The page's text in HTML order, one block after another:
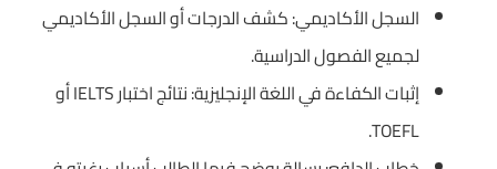
السجل الأكاديمي: كشف الدرجات أو السجل الأكاديمي
لجميع الفصول الدراسية.
إثبات الكفاءة في اللغة الإنجليزية: نتائج اختبار IELTS أو
TOEFL.